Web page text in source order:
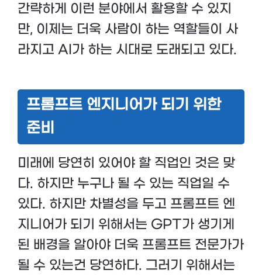
간략하게 이런 분야에서 활용할 수 있지
만, 이제는 더욱 사람이 하는 역할들이 사
라지고 AI가 하는 시대로 도래되고 있다.
프롬프트 엔지니어가 되기 위한
준비
미래에 당연히 있어야 할 직업인 것은 맞
다. 하지만 누구나 될 수 있는 직업일 수
있다. 하지만 차별성을 두고 프롬프트 엔
지니어가 되기 위해서는 GPT가 생기게
된 배경을 알아야 더욱 프롬프트 전문가가
될 수 있는건 당연하다. 그러기 위해서는